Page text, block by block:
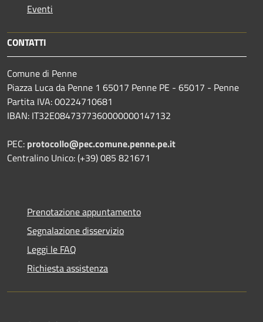
Eventi
CONTATTI
Comune di Penne
Piazza Luca da Penne 1 65017 Penne PE - 65017 - Penne
Partita IVA: 00224710681
IBAN: IT32E0847377360000000147132
PEC: protocollo@pec.comune.penne.pe.it
Centralino Unico: (+39) 085 821671
Prenotazione appuntamento
Segnalazione disservizio
Leggi le FAQ
Richiesta assistenza